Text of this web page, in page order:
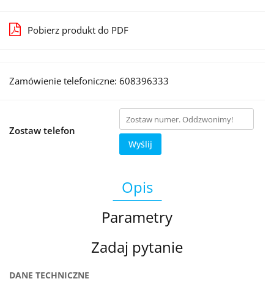
Pobierz produkt do PDF
Zamówienie telefoniczne: 608396333
Zostaw telefon
Wyślij
Opis
Parametry
Zadaj pytanie
DANE TECHNICZNE